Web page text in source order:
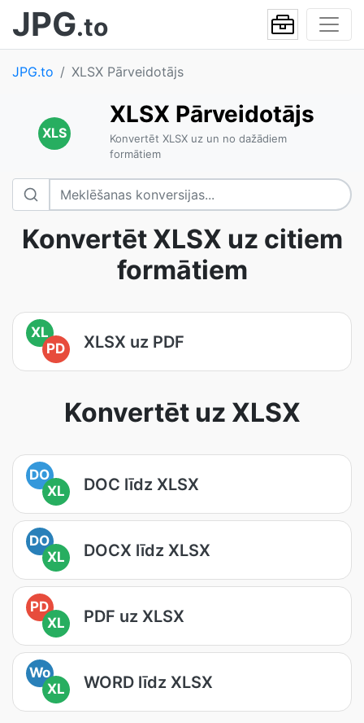
JPG.to
JPG.to XLSX Pārveidotājs
XLS
XLSX Pārveidotājs
Konvertēt XLSX uz un no dažādiem
formātiem
Konvertēt XLSX uz citiem
formātiem
XL
PD
XLSX uz PDF
Konvertēt uz XLSX
DO
XL
DOC līdz XLSX
DO
XL
DOCX līdz XLSX
PD
XL
PDF uz XLSX
Wo
XL
WORD līdz XLSX